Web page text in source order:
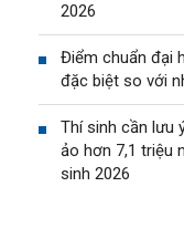
2026
Điểm chuẩn đại
đặc biệt so với
Thí sinh cần lưu
ảo hơn 7,1 triệu
sinh 2026